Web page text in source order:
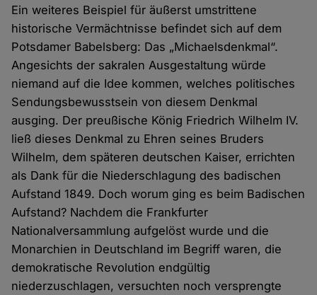
Ein weiteres Beispiel für äußerst umstrittene
historische Vermächtnisse befindet sich auf dem
Potsdamer Babelsberg: Das „Michaelsdenkmal“.
Angesichts der sakralen Ausgestaltung würde
niemand auf die Idee kommen, welches politisches
Sendungsbewusstsein von diesem Denkmal
ausging. Der preußische König Friedrich Wilhelm IV.
ließ dieses Denkmal zu Ehren seines Bruders
Wilhelm, dem späteren deutschen Kaiser, errichten
als Dank für die Niederschlagung des badischen
Aufstand 1849. Doch worum ging es beim Badischen
Aufstand? Nachdem die Frankfurter
Nationalversammlung aufgelöst wurde und die
Monarchien in Deutschland im Begriff waren, die
demokratische Revolution endgültig
niederzuschlagen, versuchten noch versprengte